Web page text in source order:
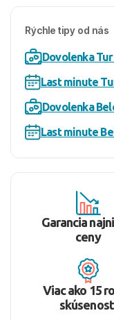
Rýchle tipy od nás
Dovolenka
Last minute
Dovolenka
Last minute
Garancia
ceny
Viac ako 15